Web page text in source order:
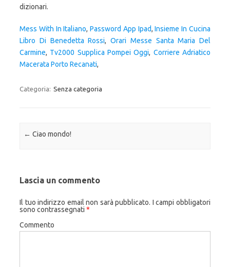
Mess With In Italiano,Password App Ipad,Insieme In Cucina
Libro Di Benedetta Rossi, Orari Messe Santa Maria Del
Carmine, Tv2000 Supplica Pompei Oggi, Corriere Adriatico
Macerata Porto Recanati,
Categoria: Senza categoria
Navigazione articolo
← Ciao mondo!
Lascia un commento
Il tuo indirizzo email non sarà pubblicato. I campi obbligatori
sono contrassegnati *
Commento